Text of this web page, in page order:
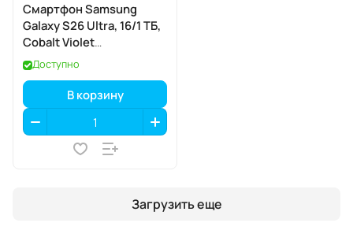
Смартфон Samsung
Galaxy S26 Ultra, 16/1 ТБ,
Cobalt Violet
(кобальтовый
фиолетовый)
Доступно
В корзину
Загрузить еще